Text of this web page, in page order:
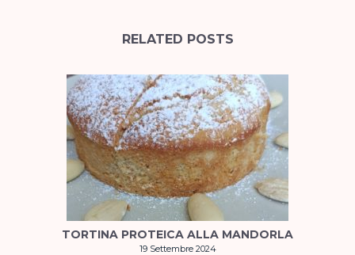
RELATED POSTS
TORTINA PROTEICA ALLA MANDORLA
19 Settembre 2024